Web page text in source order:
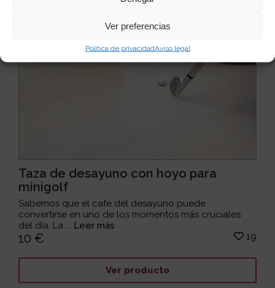
Ver preferencias
Política de privacidadAviso legal
Taza de desayuno con hoyo para
minigolf
Sabemos que el café del desayuno puede
convertirse en uno de los momentos más cruciales
del día. La ... Leer más
10 € 19
Ver producto